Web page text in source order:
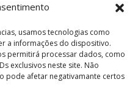
usamos tecnologias como
a informações do dispositivo.
permitirá processar dados, como
exclusivos neste site. Não
pode afetar negativamante certos